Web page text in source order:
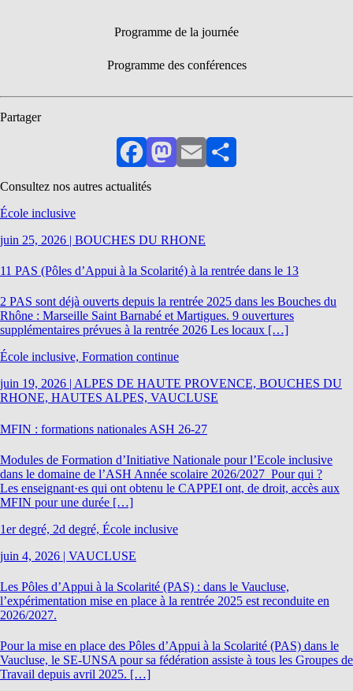
Programme de la journée
Programme des conférences
Partager
FacebookMastodon
EmailPartager
Consultez nos autres actualités
École inclusive
juin 25, 2026 | BOUCHES DU RHONE
11 PAS (Pôles d’Appui à la Scolarité) à la rentrée dans le 13
2 PAS sont déjà ouverts depuis la rentrée 2025 dans les Bouches du
Rhône : Marseille Saint Barnabé et Martigues. 9 ouvertures
supplémentaires prévues à la rentrée 2026 Les locaux […]
École inclusive, Formation continue
juin 19, 2026 | ALPES DE HAUTE PROVENCE, BOUCHES DU
RHONE, HAUTES ALPES, VAUCLUSE
MFIN : formations nationales ASH 26-27
Modules de Formation d’Initiative Nationale pour l’Ecole inclusive
dans le domaine de l’ASH Année scolaire 2026/2027 Pour qui ?
Les enseignant·es qui ont obtenu le CAPPEI ont, de droit, accès aux
MFIN pour une durée […]
1er degré, 2d degré, École inclusive
juin 4, 2026 | VAUCLUSE
Les Pôles d’Appui à la Scolarité (PAS) : dans le Vaucluse,
l’expérimentation mise en place à la rentrée 2025 est reconduite en
2026/2027.
Pour la mise en place des Pôles d’Appui à la Scolarité (PAS) dans le
Vaucluse, le SE-UNSA pour sa fédération assiste à tous les Groupes de
Travail depuis avril 2025. […]